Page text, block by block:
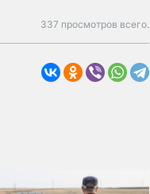
337 просмотров всего.